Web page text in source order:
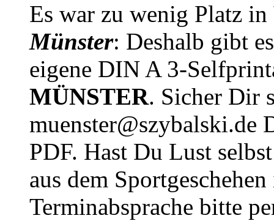
Es war zu wenig Platz in
Münster: Deshalb gibt
eigene DIN A 3-
MÜNSTER. Sicher Dir
muenster@szybalski.de
PDF. Hast Du Lust
aus dem
Terminabsprache bitte